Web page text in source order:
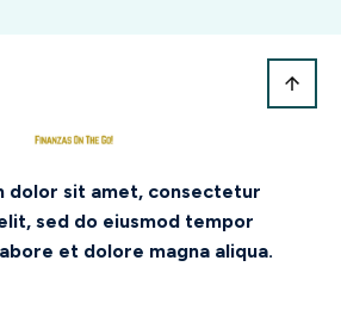
dolor sit amet, consectetur
sed do eiusmod tempor
et dolore magna aliqua.